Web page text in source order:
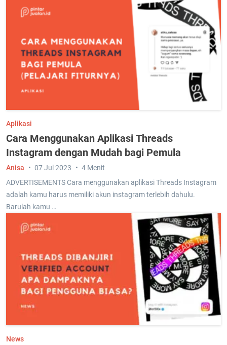
Aplikasi
Cara Menggunakan Aplikasi Threads
Instagram dengan Mudah bagi Pemula
ADVERTISEMENTS Cara menggunakan aplikasi Threads Instagram
adalah kamu harus memiliki akun instagram terlebih dahulu.
Barulah kamu …
Anisa 07 Jul 2023 4 Menit
News